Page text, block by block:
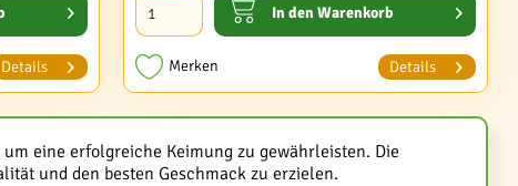
Details
In den Warenkorb
Merken Details
eine erfolgreiche Keimung zu gewährleisten. Die
und den besten Geschmack zu erzielen.